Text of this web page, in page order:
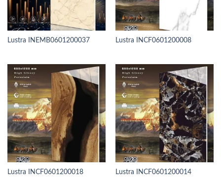
Lustra INEMB0601200037 Lustra INCF0601200008
Lustra INCF0601200018 Lustra INCF0601200014